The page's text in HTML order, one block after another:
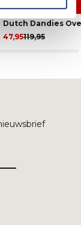
2 halen 1 betalen
Dutch Dandies
119,95
47,95